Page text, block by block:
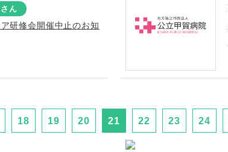
ん
研修会開催中止のお知
18 19 20 21 22 23 24